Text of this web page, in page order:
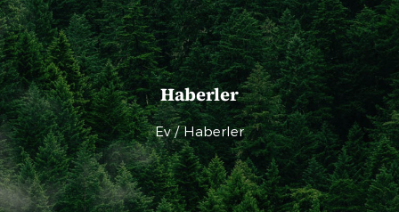
Haberler
Ev/Haberler